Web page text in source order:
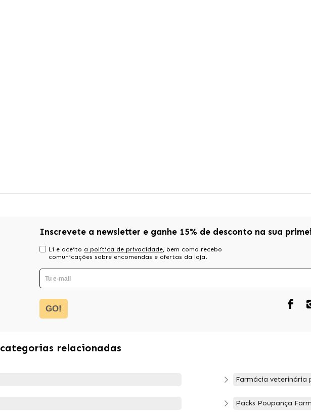
Inscrevete a newsletter e ganhe 15% de desconto na sua
Li e aceito a política de privacidade, bem como recebo
comunicações sobre encomendas e ofertas da loja.
GO!
categorias relacionadas
Farmácia veterinária
Packs Poupança